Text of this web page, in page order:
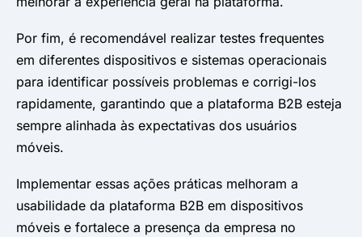
Por fim, é recomendável realizar testes frequentes
em diferentes dispositivos e sistemas operacionais
para identificar possíveis problemas e corrigi-los
rapidamente, garantindo que a plataforma B2B esteja
sempre alinhada às expectativas dos usuários
móveis. ​
Implementar essas ações práticas melhoram a
usabilidade da plataforma B2B em dispositivos
móveis e fortalece a presença da empresa no